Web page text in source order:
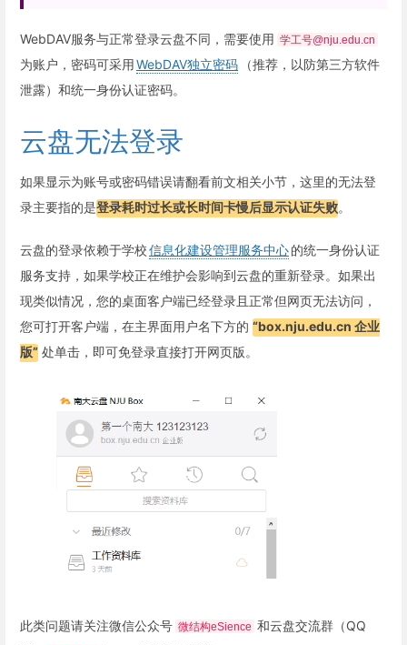
WebDAV服务与正常登录云盘不同，需要使用 学工号@nju.edu.cn
为账户，密码可采用 WebDAV独立密码
（推荐，以防第三方软件
泄露）和统一身份认证密码。
云盘无法登录
如果显示为账号或密码错误请翻看前文相关小节，这里的无法登
录主要指的是登录耗时过长或长时间卡慢后显示认证失败。
云盘的登录依赖于学校信息化建设管理服务中心的统一身份认证
服务支持，如果学校正在维护会影响到云盘的重新登录。如果出
现类似情况，您的桌面客户端已经登录且正常但网页无法访问，
您可打开客户端，在主界面用户名下方的 “box.nju.edu.cn 企业
版” 处单击，即可免登录直接打开网页版。
此类问题请关注微信公众号 微结构eSience 和云盘交流群（QQ